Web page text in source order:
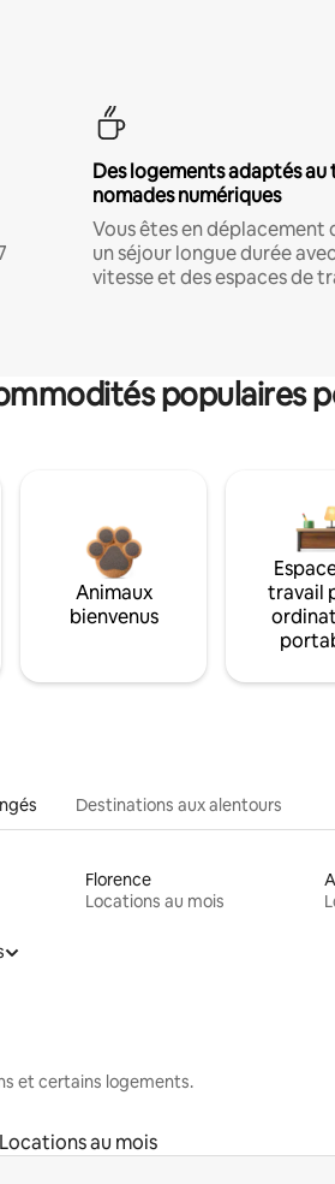
Des logements adaptés au
nomades numériques
Vous êtes en déplacement
un séjour longue durée
vitesse et des espaces de
populaires
Animaux
bienvenus
travail
Destinations aux alentours
Florence
Locations au mois
et certains logements.
Locations au mois